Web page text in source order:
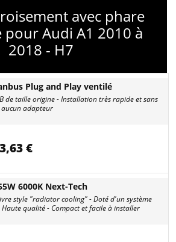
avec phare
pour Audi A1 2010 à
2018 - H7
Plug and Play ventilé
de taille origine - Installation très rapide et sans
adapteur
€
6000K Next-Tech
style "radiator cooling" - Doté d'un système
qualité - Compact et facile à installer